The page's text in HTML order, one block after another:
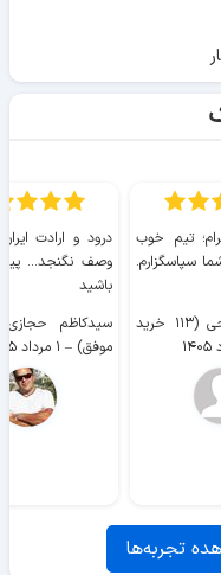
تیم خوب
سپاسگزارم.
ابوالفضل صالحی (۱۱۳ خرید
درود و ارادت
وصف نگنجد...
باشید
موفق) – ۱ مرداد ۱۴۰۵
تجربه‌ها